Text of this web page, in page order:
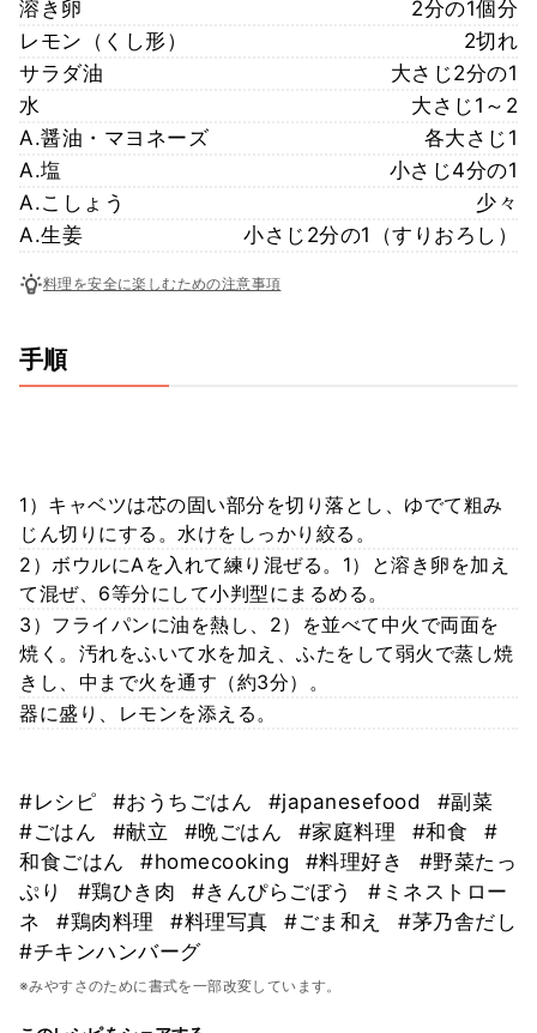
溶き卵
2分の1個分
レモン（くし形）
2切れ
サラダ油
大さじ2分の1
水
大さじ1～2
A.醤油・マヨネーズ
各大さじ1
A.塩
小さじ4分の1
A.こしょう
少々
A.生姜
小さじ2分の1（すりおろし）
料理を安全に楽しむための注意事項
手順
1）キャベツは芯の固い部分を切り落とし、ゆでて粗み
じん切りにする。水けをしっかり絞る。
2）ボウルにAを入れて練り混ぜる。1）と溶き卵を加え
て混ぜ、6等分にして小判型にまるめる。
3）フライパンに油を熱し、2）を並べて中火で両面を
焼く。汚れをふいて水を加え、ふたをして弱火で蒸し焼
きし、中まで火を通す（約3分）。
器に盛り、レモンを添える。
#レシピ #おうちごはん #japanesefood
#副菜
#ごはん
#献立 #晩ごはん #家庭料理 #和食
#
和食ごはん
#homecooking #料理好き
#野菜たっ
ぷり
#鶏ひき肉 #きんぴらごぼう
#ミネストロー
ネ
#鶏肉料理 #料理写真 #ごま和え
#茅乃舎だし
#チキンハンバーグ
※みやすさのために書式を一部改変しています。